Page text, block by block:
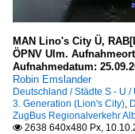
MAN Lino's City Ü,
ÖPNV Ulm.
Aufnahmedatum:
Robin Emslander
Deutschland / Städte S - U /
3. Generation (Lion's City),
ZugBus Regionalverkehr
 2638 640x480 Px,